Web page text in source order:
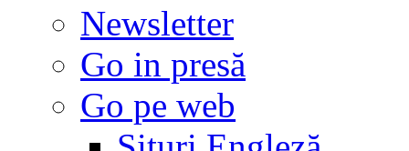
Newsletter
Go in presă
Go pe web